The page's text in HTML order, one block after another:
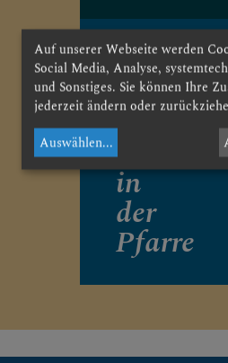
in
der
Pfarre
Auf unserer Webseite werden
Social Media, Analyse,
und Sonstiges. Sie können Ihre
jederzeit ändern oder
Auswählen...